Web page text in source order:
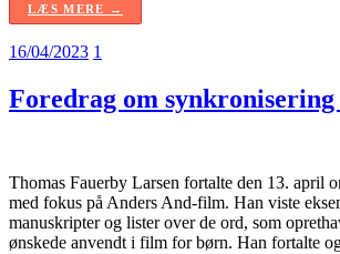
LÆS MERE →
16/04/2023 1
Foredrag om
Thomas Fauerby Larsen fortalte den 13. april
med fokus på Anders And-film. Han viste
manuskripter og lister over de ord, som
ønskede anvendt i film for børn. Han fortalte